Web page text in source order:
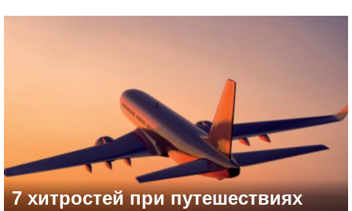
7 хитростей при путешествиях